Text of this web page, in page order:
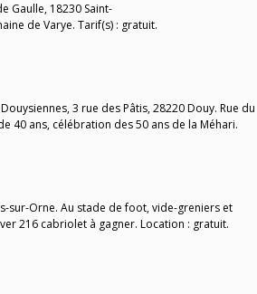
Gaulle, 18230 Saint-
de Varye. Tarif(s) : gratuit.
3 rue des Pâtis, 28220 Douy. Rue du
40 ans, célébration des 50 ans de la Méhari.
sur-Orne. Au stade de foot, vide-greniers et
216 cabriolet à gagner. Location : gratuit.